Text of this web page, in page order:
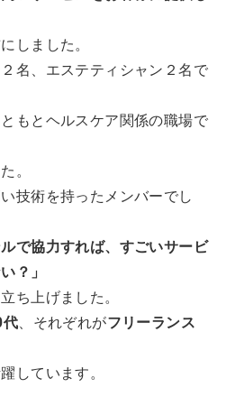
しました。
名、エステティシャン２名で
もとヘルスケア関係の職場で
。
技術を持ったメンバーでし
で協力すれば、すごいサービ
？」
ち上げました。
代、それぞれがフリーランス
しています。